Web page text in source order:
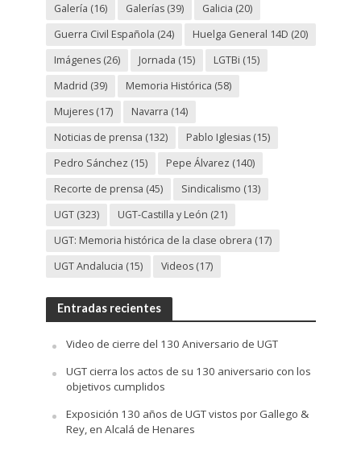
Galería (16) Galerías(39) Galicia (20)
Guerra Civil Española (24) Huelga General 14D (20)
Imágenes(26) Jornada (15) LGTBi (15)
Madrid (39) Memoria Histórica (58)
Mujeres(17) Navarra (14)
Noticias de prensa (132) Pablo Iglesias(15)
Pedro Sánchez (15) Pepe Álvarez (140)
Recorte de prensa (45) Sindicalismo (13)
UGT(323) UGT-Castilla y León (21)
UGT: Memoria histórica de la clase obrera (17)
UGT Andalucia (15) Videos(17)
Entradas recientes
Video de cierre del 130 Aniversario de UGT
UGT cierra los actos de su 130 aniversario con los
objetivos cumplidos
Exposición 130 años de UGT vistos por Gallego &
Rey, en Alcalá de Henares